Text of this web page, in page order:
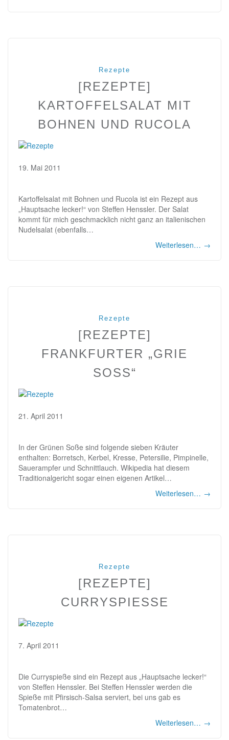
Rezepte
[REZEPTE]
KARTOFFELSALAT MIT
BOHNEN UND RUCOLA
19. Mai 2011
Kartoffelsalat mit Bohnen und Rucola ist ein Rezept aus
„Hauptsache lecker!“ von Steffen Henssler. Der Salat
kommt für mich geschmacklich nicht ganz an italienischen
Nudelsalat (ebenfalls…
Weiterlesen… →
Rezepte
[REZEPTE]
FRANKFURTER „GRIE
SOSS“
21. April 2011
In der Grünen Soße sind folgende sieben Kräuter
enthalten: Borretsch, Kerbel, Kresse, Petersilie, Pimpinelle,
Sauerampfer und Schnittlauch. Wikipedia hat diesem
Traditionalgericht sogar einen eigenen Artikel…
Weiterlesen… →
Rezepte
[REZEPTE]
CURRYSPIESSE
7. April 2011
Die Curryspieße sind ein Rezept aus „Hauptsache lecker!“
von Steffen Henssler. Bei Steffen Henssler werden die
Spieße mit Pfirsisch-Salsa serviert, bei uns gab es
Tomatenbrot…
Weiterlesen… →